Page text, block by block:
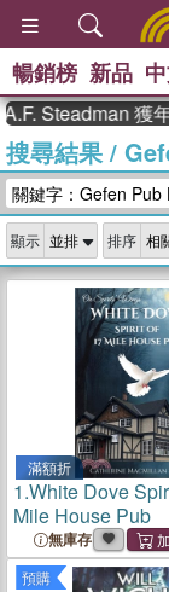
暢銷榜 新品
獲年度作
搜尋結果/
關鍵字：Gefen Pub
顯示 排序
滿額折
1.White Dove
Mile House Pub
無庫存
預購